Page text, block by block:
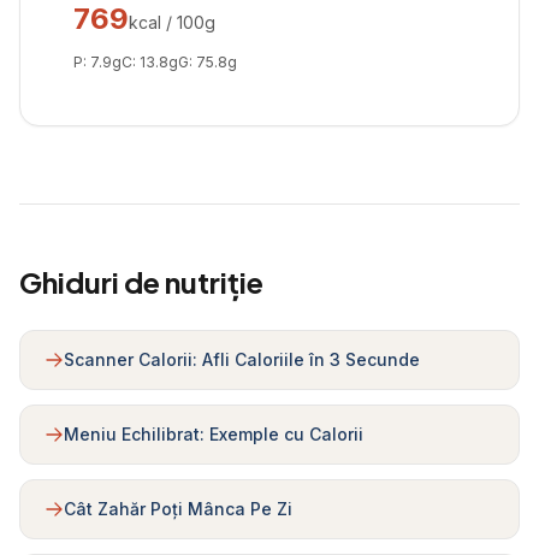
769kcal / 100g
P: 7.9gC: 13.8gG: 75.8g
Ghiduri de nutriție
Scanner Calorii: Afli Caloriile în 3 Secunde
Meniu Echilibrat: Exemple cu Calorii
Cât Zahăr Poți Mânca Pe Zi